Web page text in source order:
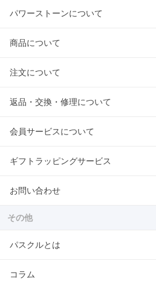
パワーストーンについて
商品について
注文について
返品・交換・修理について
会員サービスについて
ギフトラッピングサービス
お問い合わせ
その他
パスクルとは
コラム